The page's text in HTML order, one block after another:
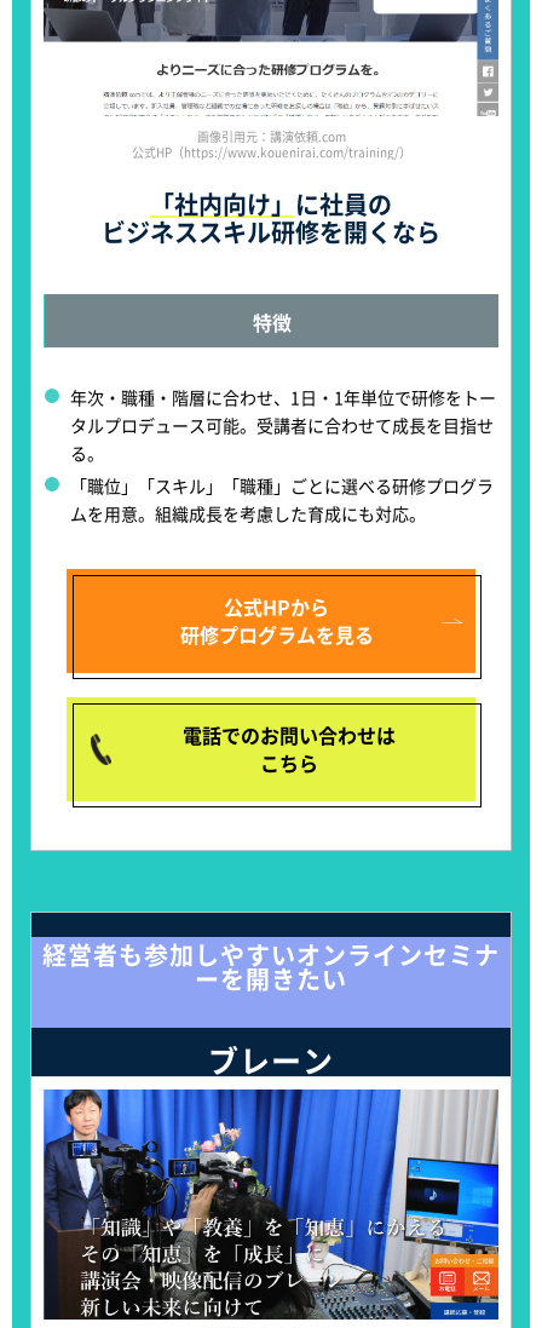
画像引用元：講演依頼.com
公式HP（https://www.kouenirai.com/training/）
「社内向け」 に社員の
ビジネススキル研修を開くなら
特徴
年次・職種・階層に合わせ、 1日・1年単位で研修をトー
タルプロデュース可能。受講者に合わせて成長を目指せ
る。
「職位」「スキル」「職種」ごとに選べる研修プログラ
ムを用意。組織成長を考慮した育成にも対応。
公式HPから
研修プログラムを見る
電話でのお問い合わせは
こちら
経営者も参加しやすいオンラインセミナ
ーを開きたい
ブレーン